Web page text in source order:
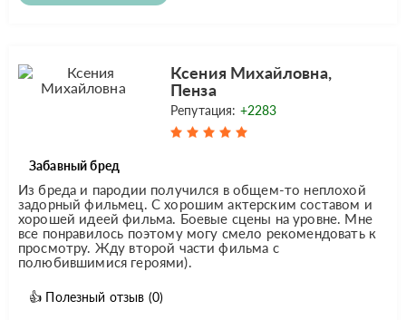
Ксения Михайловна,
Пенза
Репутация: +2283
Забавный бред
Из бреда и пародии получился в общем-то неплохой
задорный фильмец. С хорошим актерским составом и
хорошей идеей фильма. Боевые сцены на уровне. Мне
все понравилось поэтому могу смело рекомендовать к
просмотру. Жду второй части фильма с
полюбившимися героями).
👍 Полезный отзыв (0)